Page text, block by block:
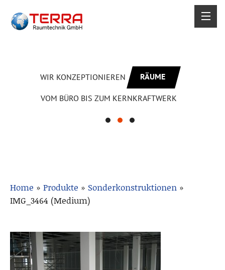
WIR KONZEPTIONIEREN RÄUME
VOM BÜRO BIS ZUM KERNKRAFTWERK
Home » Produkte » Sonderkonstruktionen »
IMG_3464 (Medium)